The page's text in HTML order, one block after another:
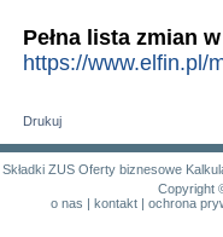
Pełna lista zmian
https://www.elfin.pl/
Drukuj
Składki ZUS Oferty biznesowe
Copyright
o nas | kontakt| ochrona